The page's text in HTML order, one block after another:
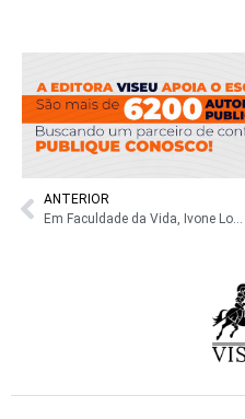
ANTERIOR
Em Faculdade da Vida, Ivone Lopes Celebra a Arte de Viver e Aprender